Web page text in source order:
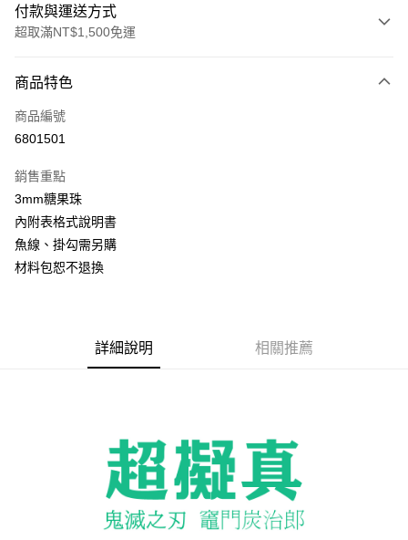
付款與運送方式
超取滿NT$1,500免運
信用卡一次付款
超商取貨付款
街口支付
悠遊付
運送方式
每筆NT$60，滿NT$1,500(含以上)免運費
每筆NT$60，滿NT$1,500(含以上)免運費
商品特色
商品編號
6801501
銷售重點
3mm糖果珠
內附表格式說明書
魚線、掛勾需另購
材料包恕不退換
詳細說明 相關推薦